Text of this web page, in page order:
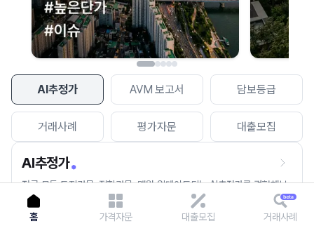
AI추정가 AVM 보고서 담보등급
거래사례 평가자문 대출모집
AI추정가
전국 모든 토지건물, 집합건물, 매월 업데이트되는 AI추정가를 경험해보
세요.
홈 가격자문 대출모집 거래사례